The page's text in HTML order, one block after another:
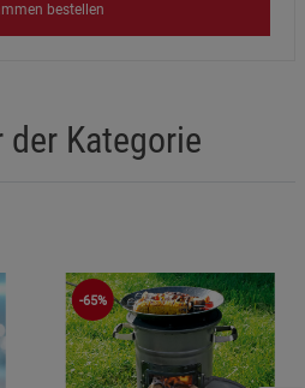
bestellen
der Kategorie
-65%